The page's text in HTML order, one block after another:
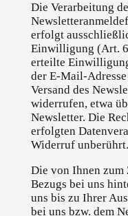
Die Verarbeitung
erfolgt
Einwilligung (Art.
erteilte
der E-Mail-
Versand des
widerrufen, etwa
Newsletter. Die
erfolgten
Widerruf unberührt.
Die von Ihnen zum
Bezugs bei uns
uns bis zu Ihrer
bei uns bzw. dem